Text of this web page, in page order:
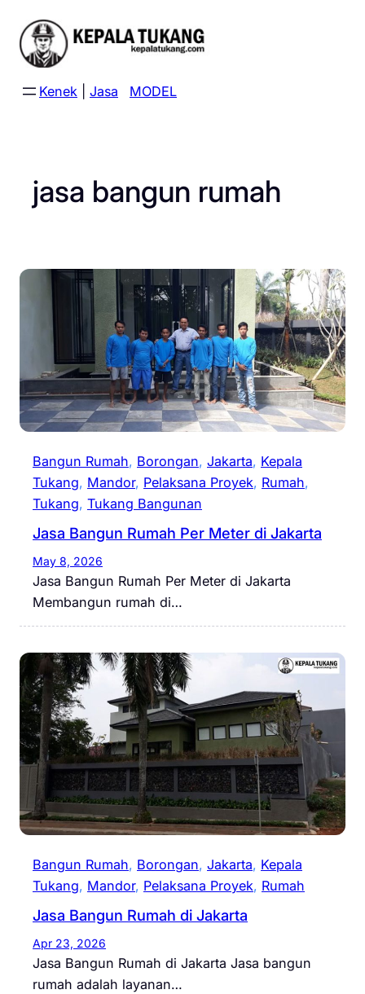
content
Kenek Jasa MODEL
jasa bangun rumah
Bangun Rumah, Borongan, Jakarta, Kepala
Tukang, Mandor, Pelaksana Proyek, Rumah
Tukang, Tukang Bangunan
Jasa Bangun Rumah Per Meter di Jakarta
May 8, 2026
Jasa Bangun Rumah Per Meter di Jakarta
Membangun rumah di…
Bangun Rumah, Borongan, Jakarta, Kepala
Tukang, Mandor, Pelaksana Proyek, Rumah
Jasa Bangun Rumah di Jakarta
Apr 23, 2026
Jasa Bangun Rumah di Jakarta Jasa bangun
rumah adalah layanan…